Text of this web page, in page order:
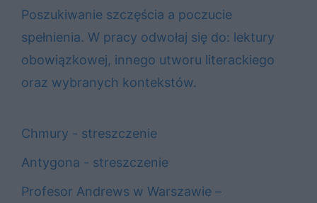
Poszukiwanie szczęścia a poczucie
spełnienia. W pracy odwołaj się do: lektury
obowiązkowej, innego utworu literackiego
oraz wybranych kontekstów.
Chmury - streszczenie
Antygona - streszczenie
Profesor Andrews w Warszawie –